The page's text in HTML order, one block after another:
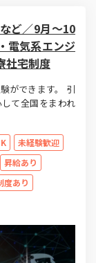
ど／9月～10
電気系エンジ
社宅制度
ができます。 引
て全国をまわれ
未経験歓迎
昇給あり
度あり